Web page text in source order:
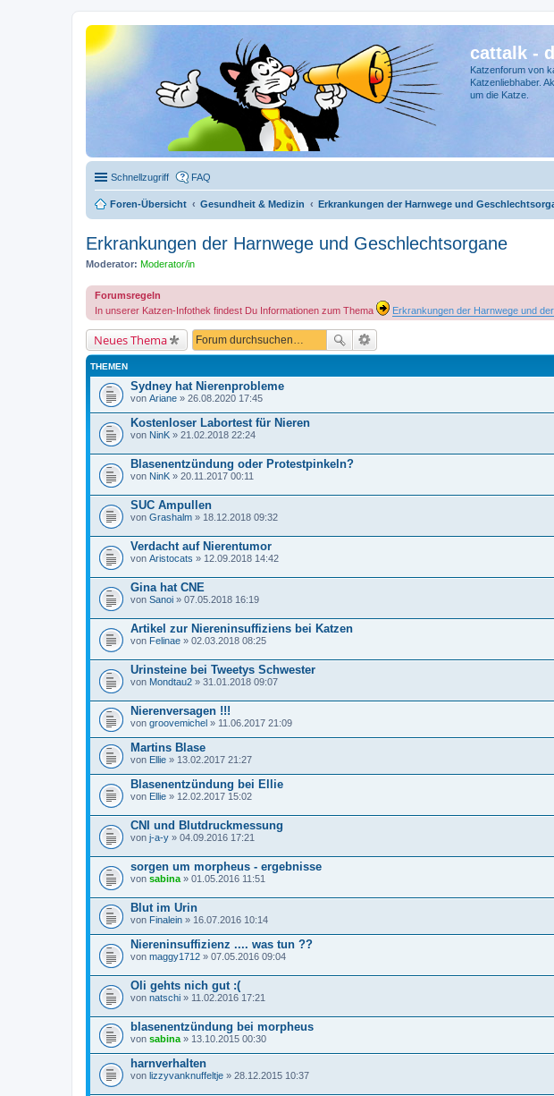
cattalk -
Katzenforum von
Katzenliebhaber.
um die Katze.
Schnellzugriff FAQ
Foren-Übersicht Gesundheit & Medizin Erkrankungen der Harnwege und
Erkrankungen der Harnwege und Geschlechtsorgane
Moderator: Moderator/in
Forumsregeln
In unserer Katzen-Infothek findest Du Informationen zum Thema
Erkrankungen der Harnwege und
Neues Thema
THEMEN
Sydney hat Nierenprobleme
von Ariane » 26.08.2020 17:45
Kostenloser Labortest für Nieren
von NinK » 21.02.2018 22:24
Blasenentzündung oder Protestpinkeln?
von NinK » 20.11.2017 00:11
SUC Ampullen
von Grashalm » 18.12.2018 09:32
Verdacht auf Nierentumor
von Aristocats » 12.09.2018 14:42
Gina hat CNE
von Sanoi » 07.05.2018 16:19
Artikel zur Niereninsuffiziens bei Katzen
von Felinae » 02.03.2018 08:25
Urinsteine bei Tweetys Schwester
von Mondtau2 » 31.01.2018 09:07
Nierenversagen !!!
von groovemichel » 11.06.2017 21:09
Martins Blase
von Ellie » 13.02.2017 21:27
Blasenentzündung bei Ellie
von Ellie » 12.02.2017 15:02
CNI und Blutdruckmessung
von j-a-y » 04.09.2016 17:21
sorgen um morpheus - ergebnisse
von sabina » 01.05.2016 11:51
Blut im Urin
von Finalein » 16.07.2016 10:14
Niereninsuffizienz .... was tun ??
von maggy1712 » 07.05.2016 09:04
Oli gehts nich gut :(
von natschi » 11.02.2016 17:21
blasenentzündung bei morpheus
von sabina » 13.10.2015 00:30
harnverhalten
von lizzyvanknuffeltje » 28.12.2015 10:37